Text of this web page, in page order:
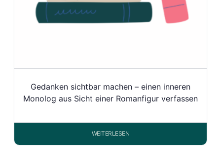
Gedanken sichtbar machen – einen inneren
Monolog aus Sicht einer Romanfigur verfassen
WEITERLESEN